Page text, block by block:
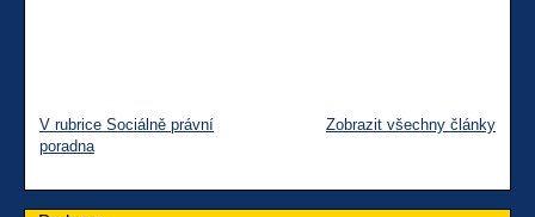
V rubrice Sociálně právní
poradna
Zobrazit všechny články